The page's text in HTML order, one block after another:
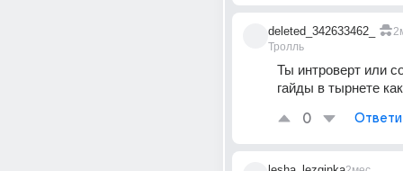
deleted_342633462_
Тролль
Ты интроверт или
гайды в тырнете
0